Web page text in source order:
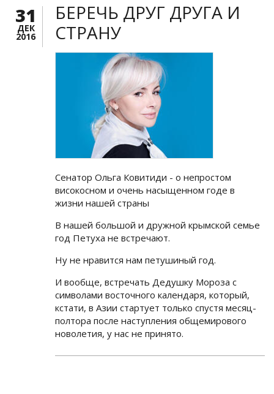
31
ДЕК
2016
БЕРЕЧЬ ДРУГ ДРУГА И
СТРАНУ
Сенатор Ольга Ковитиди - о непростом
високосном и очень насыщенном годе в
жизни нашей страны
В нашей большой и дружной крымской семье
год Петуха не встречают.
Ну не нравится нам петушиный год.
И вообще, встречать Дедушку Мороза с
символами восточного календаря, который,
кстати, в Азии стартует только спустя месяц-
полтора после наступления общемирового
новолетия, у нас не принято.